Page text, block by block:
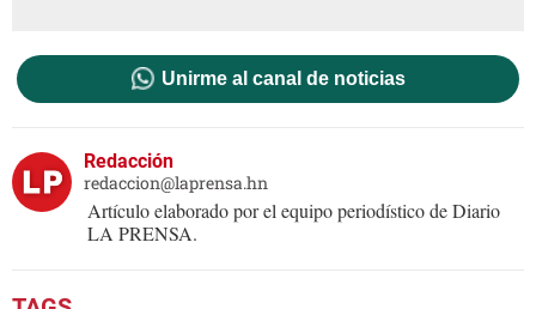
Unirme al canal de noticias
Redacción
redaccion@laprensa.hn
Artículo elaborado por el equipo periodístico de Diario
LA PRENSA.